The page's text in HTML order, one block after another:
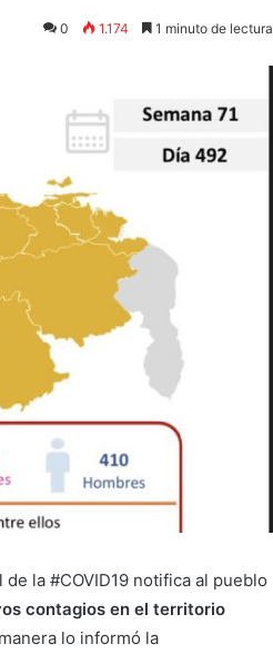
0 1.174 1 minuto de lectura
la #COVID19 notifica al pueblo
contagios en el territorio
lo informó la